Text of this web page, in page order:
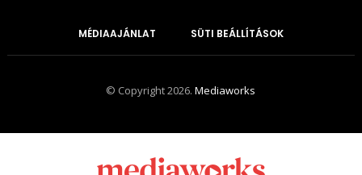
MÉDIAAJÁNLAT SÜTI BEÁLLÍTÁSOK
© Copyright 2026.Mediaworks